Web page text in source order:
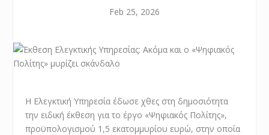
Feb 25, 2026
Η Ελεγκτική Υπηρεσία έδωσε χθες στη δημοσιότητα
την ειδική έκθεση για το έργο «Ψηφιακός Πολίτης»,
προϋπολογισμού 1,5 εκατομμυρίου ευρώ, στην οποία